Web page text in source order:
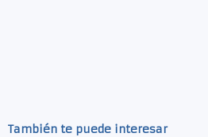
También te puede interesar